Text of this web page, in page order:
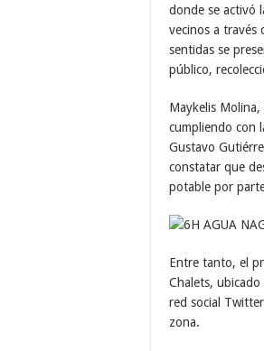
donde se activó
vecinos a través
sentidas se
público,
Maykelis
cumpliendo con
Gustavo
constatar que
potable por
Entre tanto, el
Chalets,
red social
zona.